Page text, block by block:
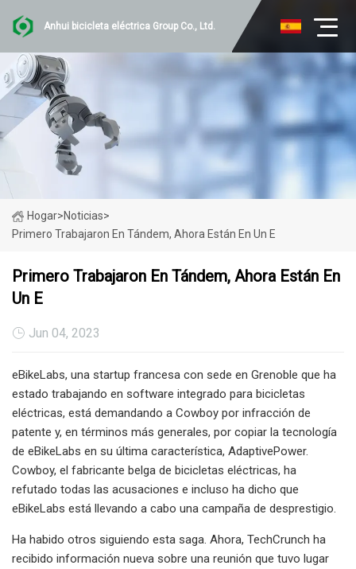
Anhui bicicleta eléctrica Group Co., Ltd.
Hogar>Noticias>
Primero Trabajaron En Tándem, Ahora Están En Un E
Primero Trabajaron En Tándem, Ahora Están En
Un E
Jun 04, 2023
eBikeLabs, una startup francesa con sede en Grenoble que ha
estado trabajando en software integrado para bicicletas
eléctricas, está demandando a Cowboy por infracción de
patente y, en términos más generales, por copiar la tecnología
de eBikeLabs en su última característica, AdaptivePower.
Cowboy, el fabricante belga de bicicletas eléctricas, ha
refutado todas las acusaciones e incluso ha dicho que
eBikeLabs está llevando a cabo una campaña de desprestigio.
Ha habido otros siguiendo esta saga. Ahora, TechCrunch ha
recibido información nueva sobre una reunión que tuvo lugar